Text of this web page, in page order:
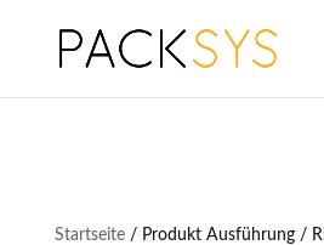
Startseite/ Produkt Ausführung /